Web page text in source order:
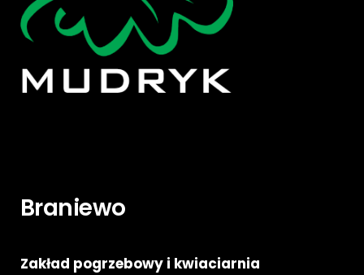
Braniewo
Zakład pogrzebowy i kwiaciarnia